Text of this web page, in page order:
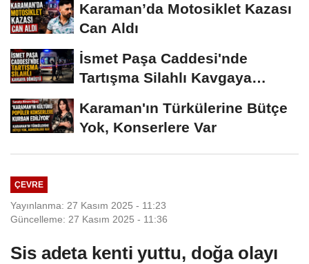
Karaman’da Motosiklet Kazası
Can Aldı
İsmet Paşa Caddesi'nde
Tartışma Silahlı Kavgaya
Karaman'ın Türkülerine Bütçe
Yok, Konserlere Var
ÇEVRE
Yayınlanma: 27 Kasım 2025 - 11:23
Güncelleme: 27 Kasım 2025 - 11:36
Sis adeta kenti yuttu, doğa olayı